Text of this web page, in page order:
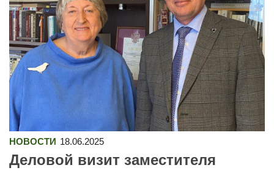
НОВОСТИ 18.06.2025
Деловой визит заместителя